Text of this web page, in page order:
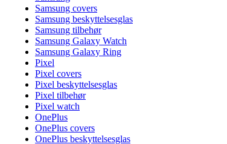
Samsung covers
Samsung beskyttelsesglas
Samsung tilbehør
Samsung Galaxy Watch
Samsung Galaxy Ring
Pixel
Pixel covers
Pixel beskyttelsesglas
Pixel tilbehør
Pixel watch
OnePlus
OnePlus covers
OnePlus beskyttelsesglas